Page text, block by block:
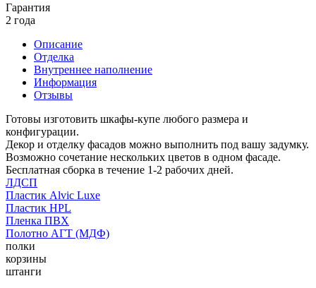
Гарантия
2 года
Описание
Отделка
Внутреннее наполнение
Информация
Отзывы
Готовы изготовить шкафы-купе любого размера и
конфигурации.
Декор и отделку фасадов можно выполнить под вашу задумку.
Возможно сочетание нескольких цветов в одном фасаде.
Бесплатная сборка в течение 1-2 рабочих дней.
ЛДСП
Пластик Alvic Luxe
Пластик HPL
Пленка ПВХ
Полотно АГТ (МДФ)
полки
корзины
штанги